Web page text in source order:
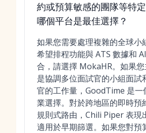
約或預算敏感的團隊等特定
哪個平台是最佳選擇？
如果您需要處理複雜的全球小
希望排程功能與 ATS 數據和
合，請選擇 MokaHR。如果
是協調多位面試官的小組面試
官的工作量，GoodTime 是一
業選擇。對於跨地區的即時預
規則式路由，Chili Piper 表現
適用於早期篩選。如果您對預